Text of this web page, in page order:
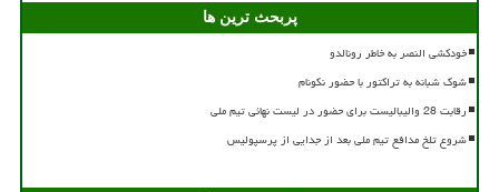
پربحث ترین ها
خودکشی النصر به خاطر رونالدو
شوک شبانه به تراکتور با حضور نکونام
رقابت 28 والیبالیست برای حضور در لیست نهائی تیم ملی
شروع تلخ مدافع تیم ملی بعد از جدایی از پرسپولیس